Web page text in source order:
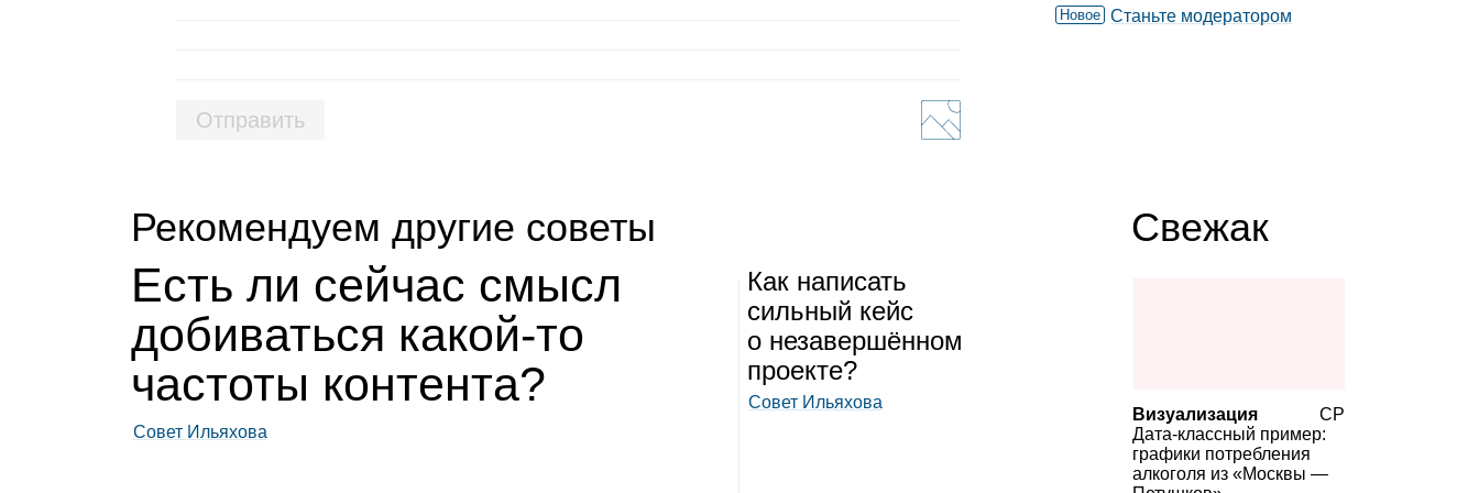
Отправить
Новое Станьте модератором
Рекомендуем другие советы
Есть ли сей­час смысл
доби­ваться какой‑то
частоты кон­тента?
Совет Ильяхова
Как напи­сать
силь­ный кейс
о неза­вер­шён­ном
про­екте?
Совет Ильяхова
Свежак
Визуализация
Дата‑классный пример:
графики потребления
алкоголя из «Москвы —
СР